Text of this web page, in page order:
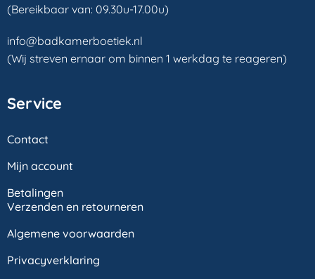
(Bereikbaar van: 09.30u-17.00u)
info@badkamerboetiek.nl
(Wij streven ernaar om binnen 1 werkdag te reageren)
Service
Contact
Mijn account
Betalingen
Verzenden en retourneren
Algemene voorwaarden
Privacyverklaring